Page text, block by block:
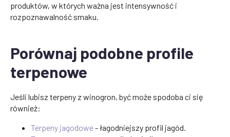
produktów, w których ważna jest intensywność i
rozpoznawalność smaku.
Porównaj podobne profile
terpenowe
Jeśli lubisz terpeny z winogron, być może spodoba ci się
również:
Terpeny jagodowe- łagodniejszy profil jagód.